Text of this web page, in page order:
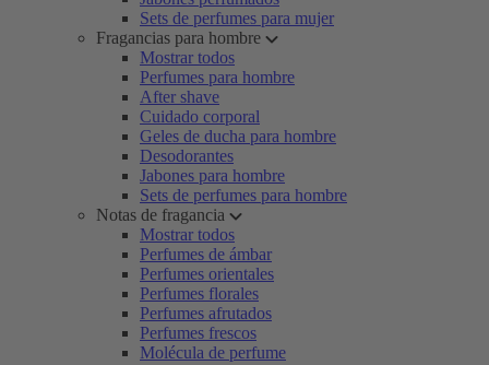
Sets de perfumes para mujer
Fragancias para hombre
Mostrar todos
Perfumes para hombre
After shave
Cuidado corporal
Geles de ducha para hombre
Desodorantes
Jabones para hombre
Sets de perfumes para hombre
Notas de fragancia
Mostrar todos
Perfumes de ámbar
Perfumes orientales
Perfumes florales
Perfumes afrutados
Perfumes frescos
Molécula de perfume